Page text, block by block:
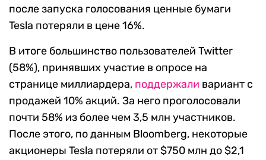
после запуска голосования ценные бумаги
Tesla потеряли в цене 16%.
В итоге большинство пользователей Twitter
(58%), принявших участие в опросе на
странице миллиардера, поддержали вариант с
продажей 10% акций. За него проголосовали
почти 58% из более чем 3,5 млн участников.
После этого, по данным Bloomberg, некоторые
акционеры Tesla потеряли от $750 млн до $2,1